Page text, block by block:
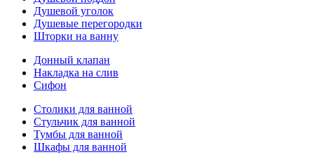
Душевой уголок
Душевые перегородки
Шторки на ванну
Донный клапан
Накладка на слив
Сифон
Столики для ванной
Стульчик для ванной
Тумбы для ванной
Шкафы для ванной